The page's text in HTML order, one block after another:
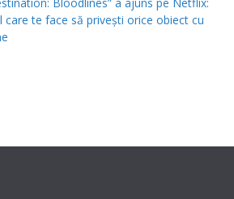
care te face să privești orice obiect cu